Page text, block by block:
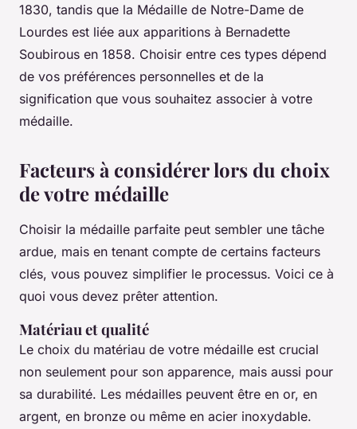
1830, tandis que la Médaille de Notre-Dame de
Lourdes est liée aux apparitions à Bernadette
Soubirous en 1858. Choisir entre ces types dépend
de vos préférences personnelles et de la
signification que vous souhaitez associer à votre
médaille.
Facteurs à considérer lors du choix
de votre médaille
Choisir la médaille parfaite peut sembler une tâche
ardue, mais en tenant compte de certains facteurs
clés, vous pouvez simplifier le processus. Voici ce à
quoi vous devez prêter attention.
Matériau et qualité
Le choix du matériau de votre médaille est crucial
non seulement pour son apparence, mais aussi pour
sa durabilité. Les médailles peuvent être en or, en
argent, en bronze ou même en acier inoxydable.